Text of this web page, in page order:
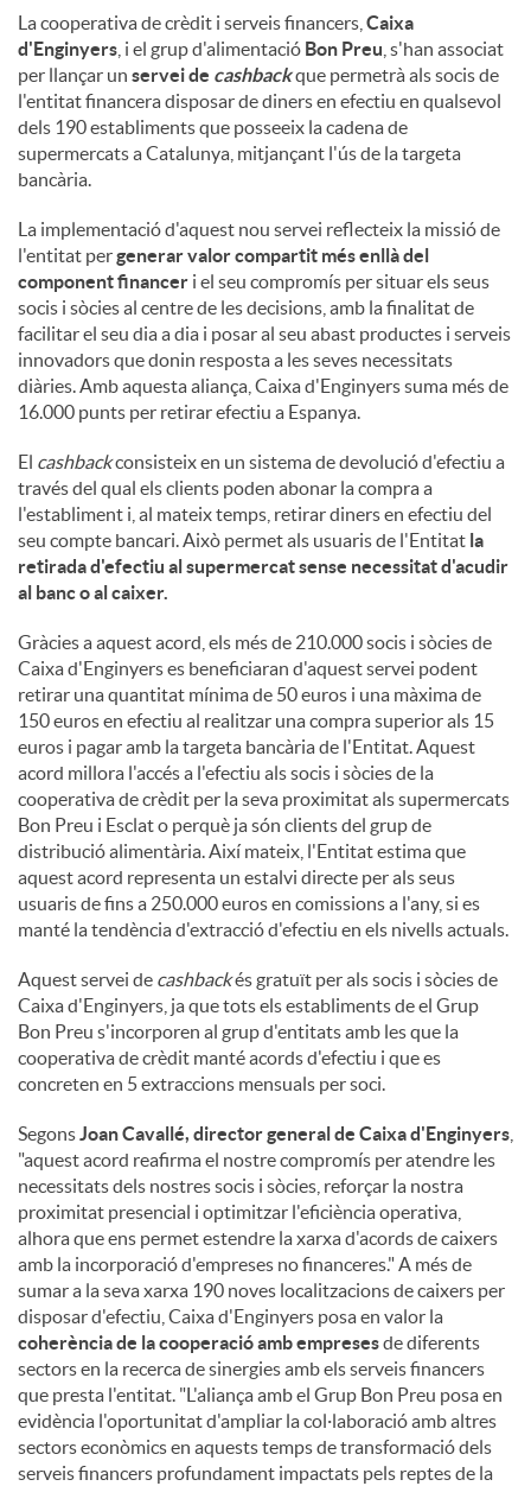
La cooperativa de crèdit i serveis financers, Caixa
d'Enginyers , i el grup d'alimentació Bon Preu , s'han associat
per llançar un servei de cashbackque permetrà als socis de
l'entitat financera disposar de diners en efectiu en qualsevol
dels 190 establiments que posseeix la cadena de
supermercats a Catalunya, mitjançant l'ús de la targeta
bancària.
La implementació d'aquest nou servei reflecteix la missió de
l'entitat pergenerar valor compartit més enllà del
component financer i el seu compromís per situar els seus
socis i sòcies al centre de les decisions, amb la finalitat de
facilitar el seu dia a dia i posar al seu abast productes i serveis
innovadors que donin resposta a les seves necessitats
diàries. Amb aquesta aliança, Caixa d'Enginyers suma més de
16.000 punts per retirar efectiu a Espanya.
El cashbackconsisteix en un sistema de devolució d'efectiu a
través del qual els clients poden abonar la compra a
l'establiment i, al mateix temps, retirar diners en efectiu del
seu compte bancari. Això permet als usuaris de l'Entitat la
retirada d'efectiu al supermercat sense necessitat d'acudir
al banc o al caixer.
Gràcies a aquest acord, els més de 210.000 socis i sòcies de
Caixa d'Enginyers es beneficiaran d'aquest servei podent
retirar una quantitat mínima de 50 euros i una màxima de
150 euros en efectiu al realitzar una compra superior als 15
euros i pagar amb la targeta bancària de l'Entitat. Aquest
acord millora l'accés a l'efectiu als socis i sòcies de la
cooperativa de crèdit per la seva proximitat als supermercats
Bon Preu i Esclat o perquè ja són clients del grup de
distribució alimentària. Així mateix, l'Entitat estima que
aquest acord representa un estalvi directe per als seus
usuaris de fins a 250.000 euros en comissions a l'any, si es
manté la tendència d'extracció d'efectiu en els nivells actuals.
Aquest servei de cashbackés gratuït per als socis i sòcies de
Caixa d'Enginyers, ja que tots els establiments de el Grup
Bon Preu s'incorporen al grup d'entitats amb les que la
cooperativa de crèdit manté acords d'efectiu i que es
concreten en 5 extraccions mensuals per soci.
SegonsJoan Cavallé, director general de Caixa d'Enginyers
"aquest acord reafirma el nostre compromís per atendre les
necessitats dels nostres socis i sòcies, reforçar la nostra
proximitat presencial i optimitzar l'eficiència operativa,
alhora que ens permet estendre la xarxa d'acords de caixers
amb la incorporació d'empreses no financeres." A més de
sumar a la seva xarxa 190 noves localitzacions de caixers per
disposar d'efectiu, Caixa d'Enginyers posa en valor la
coherència de la cooperació amb empresesde diferents
sectors en la recerca de sinergies amb els serveis financers
que presta l'entitat. "L'aliança amb el Grup Bon Preu posa en
evidència l'oportunitat d'ampliar la col·laboració amb altres
sectors econòmics en aquests temps de transformació dels
serveis financers profundament impactats pels reptes de la